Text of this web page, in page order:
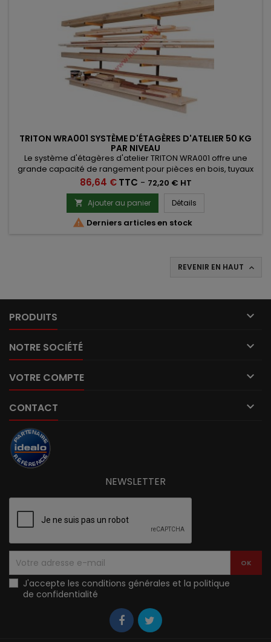
TRITON WRA001 SYSTÈME D'ÉTAGÈRES D'ATELIER 50 KG
PAR NIVEAU
Le système d'étagères d'atelier TRITON WRA001 offre une
grande capacité de rangement pour pièces en bois, tuyaux
et autres pièces de grande taille.
Prix
86,64 € TTC - 72,20 € HT
 Ajouter au panier Détails
 Derniers articles en stock
REVENIR EN HAUT 
PRODUITS 
NOTRE SOCIÉTÉ 
VOTRE COMPTE 
CONTACT 
NEWSLETTER
J'accepte les conditions générales et la politique
de confidentialité